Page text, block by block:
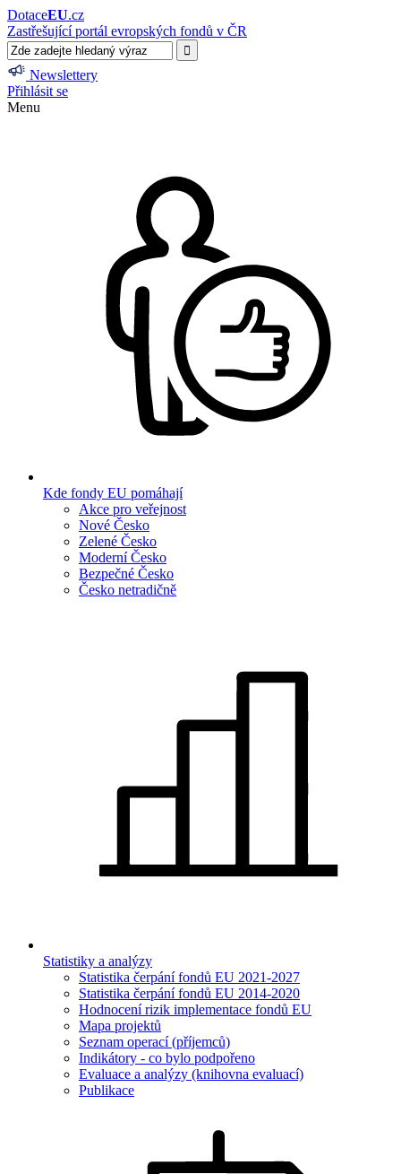
DotaceEU.cz
Zastřešující portál evropských fondů v ČR
Newslettery
Přihlásit se
Menu
Kde fondy EU pomáhají
Akce pro veřejnost
Nové Česko
Zelené Česko
Moderní Česko
Bezpečné Česko
Česko netradičně
Statistiky a analýzy
Statistika čerpání fondů EU 2021-2027
Statistika čerpání fondů EU 2014-2020
Hodnocení rizik implementace fondů EU
Mapa projektů
Seznam operací (příjemců)
Indikátory - co bylo podpořeno
Evaluace a analýzy (knihovna evaluací)
Publikace